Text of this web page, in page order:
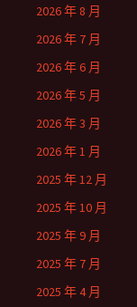
2026 年 8 月
2026 年 7 月
2026 年 6 月
2026 年 5 月
2026 年 3 月
2026 年 1 月
2025 年 12 月
2025 年 10 月
2025 年 9 月
2025 年 7 月
2025 年 4 月